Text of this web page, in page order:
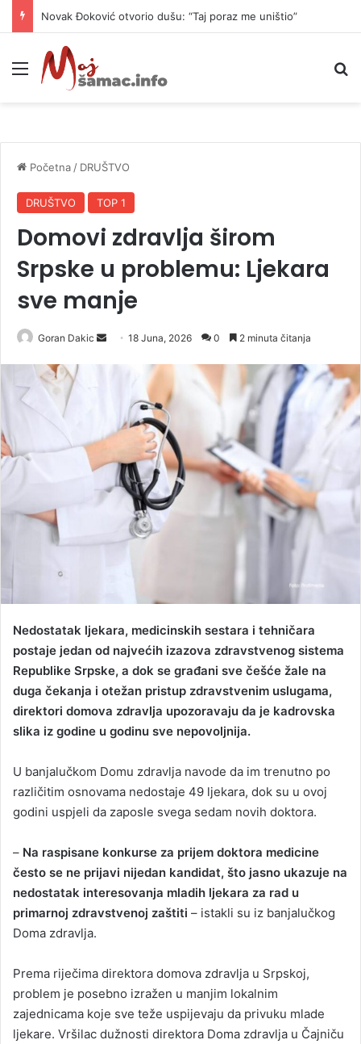
Novak Đoković otvorio dušu: “Taj poraz me uništio”
Meni
Početna / DRUŠTVO
DRUŠTVO TOP 1
Domovi zdravlja širom
Srpske u problemu: Ljekara
sve manje
Goran Dakic
n
a
18 Juna, 2026 0 2 minuta čitanja
Nedostatak ljekara, medicinskih sestara i tehničara
postaje jedan od najvećih izazova zdravstvenog sistema
Republike Srpske, a dok se građani sve češće žale na
duga čekanja i otežan pristup zdravstvenim uslugama,
direktori domova zdravlja upozoravaju da je kadrovska
slika iz godine u godinu sve nepovoljnija.
U banjalučkom Domu zdravlja navode da im trenutno po
različitim osnovama nedostaje 49 ljekara, dok su u ovoj
godini uspjeli da zaposle svega sedam novih doktora.
– Na raspisane konkurse za prijem doktora medicine
često se ne prijavi nijedan kandidat, što jasno ukazuje na
nedostatak interesovanja mladih ljekara za rad u
primarnoj zdravstvenoj zaštiti – istakli su iz banjalučkog
Doma zdravlja.
Prema riječima direktora domova zdravlja u Srpskoj,
problem je posebno izražen u manjim lokalnim
zajednicama koje sve teže uspijevaju da privuku mlade
ljekare. Vršilac dužnosti direktora Doma zdravlja u Čajniču